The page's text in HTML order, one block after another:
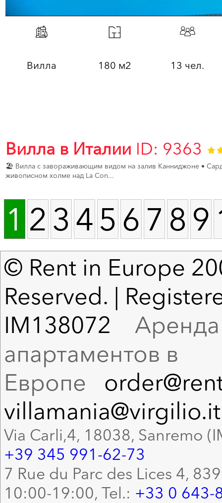
Вилла 180 м2 13 чел.
Вилла в Италии ID: 9363
🏖️ Вилла с завораживающим видом на залив Канниджоне •
живописном холме над La Con...
1 2 3 45 6 7 8 9
© Rent in Europe
Reserved. |
IM138072 Аренда
апартаментов в
Европе
villamania@virgilio.it
Via Carli,4, 18038, Sanremo
+39 345 991-62-73
7 Rue du Parc des Lices 4,
10:00-19:00, Tel.: +33 0 643-